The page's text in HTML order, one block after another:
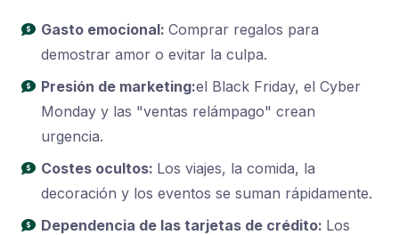
Gasto emocional: Comprar regalos para
demostrar amor o evitar la culpa.
Presión de marketing:el Black Friday, el Cyber ​​
Monday y las "ventas relámpago" crean
urgencia.
Costes ocultos: Los viajes, la comida, la
decoración y los eventos se suman rápidamente.
Dependencia de las tarjetas de crédito: Los